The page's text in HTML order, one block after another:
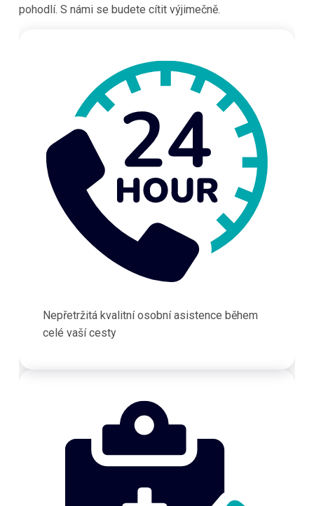
pohodlí. S námi se budete cítit výjimečně.
Nepřetržitá kvalitní osobní asistence během
celé vaší cesty